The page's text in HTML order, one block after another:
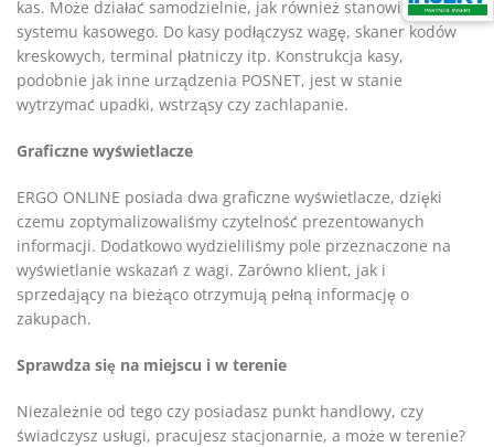
kas. Może działać samodzielnie, jak również stanowić element
systemu kasowego. Do kasy podłączysz wagę, skaner kodów
kreskowych, terminal płatniczy itp. Konstrukcja kasy,
podobnie jak inne urządzenia POSNET, jest w stanie
wytrzymać upadki, wstrząsy czy zachlapanie.
Graficzne wyświetlacze
ERGO ONLINE posiada dwa graficzne wyświetlacze, dzięki
czemu zoptymalizowaliśmy czytelność prezentowanych
informacji. Dodatkowo wydzieliliśmy pole przeznaczone na
wyświetlanie wskazań z wagi. Zarówno klient, jak i
sprzedający na bieżąco otrzymują pełną informację o
zakupach.
Sprawdza się na miejscu i w terenie
Niezależnie od tego czy posiadasz punkt handlowy, czy
świadczysz usługi, pracujesz stacjonarnie, a może w terenie?